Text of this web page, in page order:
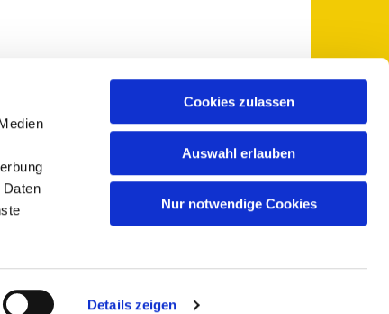
Details zeigen
Cookies zulassen
Auswahl erlauben
Nur notwendige Cookies
0
pfarramt@sankt-otto.de